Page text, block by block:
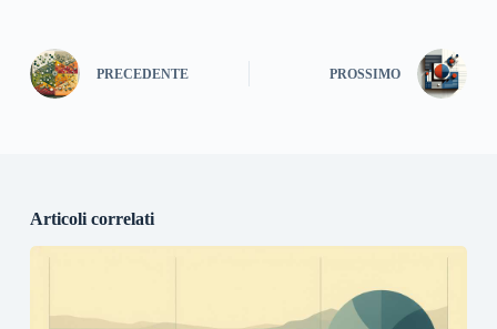
PRECEDENTE PROSSIMO
Articoli correlati